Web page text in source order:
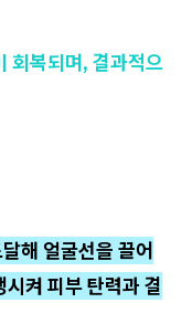
회복되며, 결과적으
해 얼굴선을 끌어
켜 피부 탄력과 결